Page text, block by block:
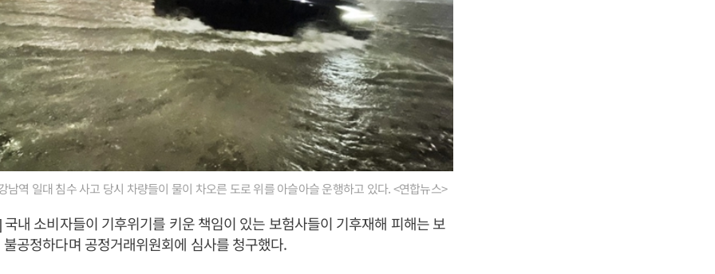
역 일대 침수 사고 당시 차량들이 물이 차오른 도로 위를 아슬아슬 운행하고 있다. <연합뉴스>
내 소비자들이 기후위기를 키운 책임이 있는 보험사들이 기후재해 피해는 보
공정하다며 공정거래위원회에 심사를 청구했다.